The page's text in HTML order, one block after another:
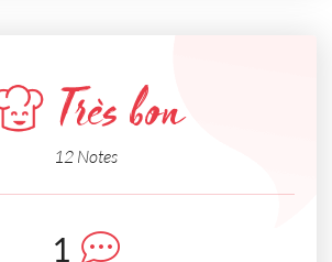
Très bon
12 Notes
1